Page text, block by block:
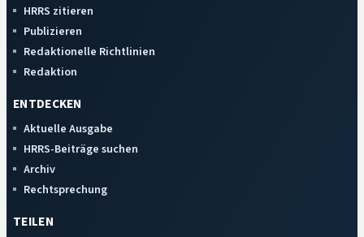
HRRS zitieren
Publizieren
Redaktionelle Richtlinien
Redaktion
ENTDECKEN
Aktuelle Ausgabe
HRRS-Beiträge suchen
Archiv
Rechtsprechung
TEILEN